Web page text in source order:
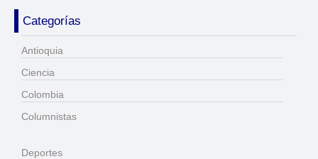
Categorías
Antioquia
Ciencia
Colombia
Columnistas
Deportes